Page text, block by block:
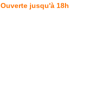
Ouverte jusqu'à 18h